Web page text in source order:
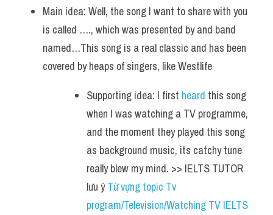
Main idea: Well, the song I want to share with you
is called …., which was presented by and band
named…This song is a real classic and has been
covered by heaps of singers, like Westlife
Supporting idea: I first heard this song
when I was watching a TV programme,
and the moment they played this song
as background music, its catchy tune
really blew my mind. >> IELTS TUTOR
lưu ý Từ vựng topic Tv
program/Television/Watching TV IELTS